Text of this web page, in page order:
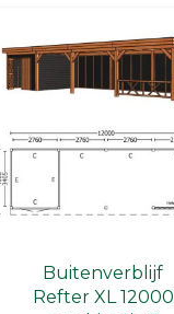
Buitenverblijf
Refter XL 12000